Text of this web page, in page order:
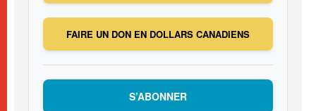
FAIRE UN DON EN DOLLARS CANADIENS
S’ABONNER